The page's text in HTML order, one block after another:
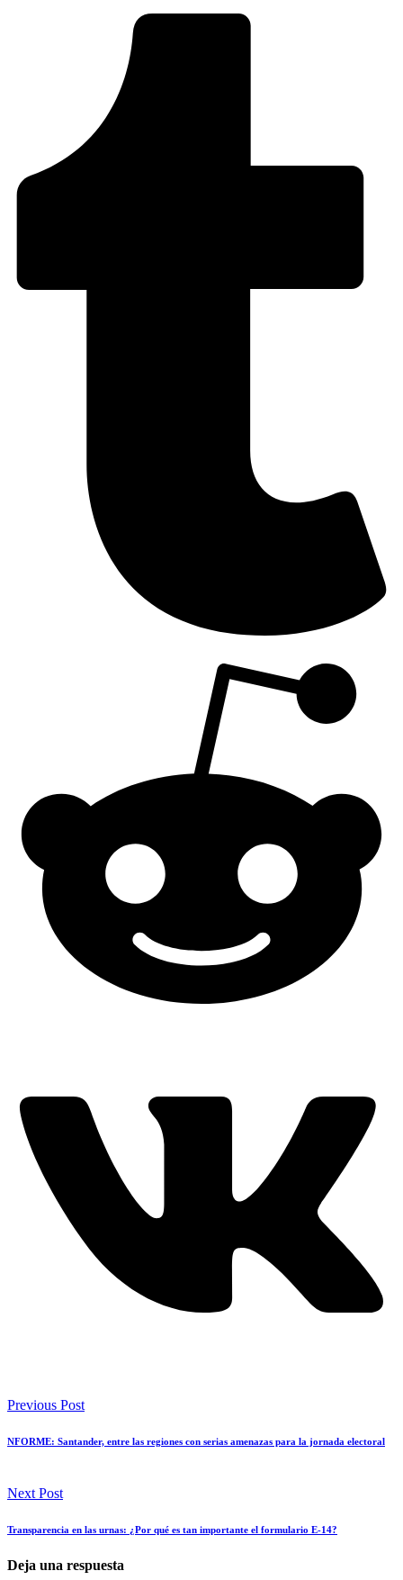
Previous Post
NFORME: Santander, entre las regiones con serias amenazas para la jornada electoral
Next Post
Transparencia en las urnas: ¿Por qué es tan importante el formulario E-14?
Deja una respuesta